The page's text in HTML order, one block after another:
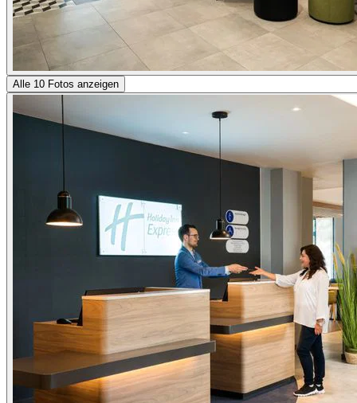
Alle 10 Fotos anzeigen